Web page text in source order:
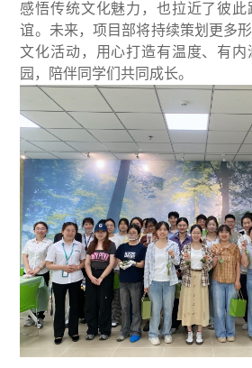
感悟传统文化魅力，也拉近了彼
谊。未来，项目部将持续策划更多
文化活动，用心打造有温度、有
园，陪伴同学们共同成长。